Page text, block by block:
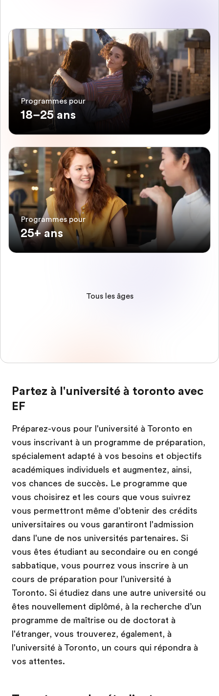
Programmes pour
18–25 ans
Programmes pour
25+ ans
Tous les âges
Partez à l'université à toronto avec
EF
Préparez-vous pour l'université à Toronto en
vous inscrivant à un programme de préparation,
spécialement adapté à vos besoins et objectifs
académiques individuels et augmentez, ainsi,
vos chances de succès. Le programme que
vous choisirez et les cours que vous suivrez
vous permettront même d’obtenir des crédits
universitaires ou vous garantiront l'admission
dans l'une de nos universités partenaires. Si
vous êtes étudiant au secondaire ou en congé
sabbatique, vous pourrez vous inscrire à un
cours de préparation pour l’université à
Toronto. Si étudiez dans une autre université ou
êtes nouvellement diplômé, à la recherche d’un
programme de maîtrise ou de doctorat à
l'étranger, vous trouverez, également, à
l'université à Toronto, un cours qui répondra à
vos attentes.